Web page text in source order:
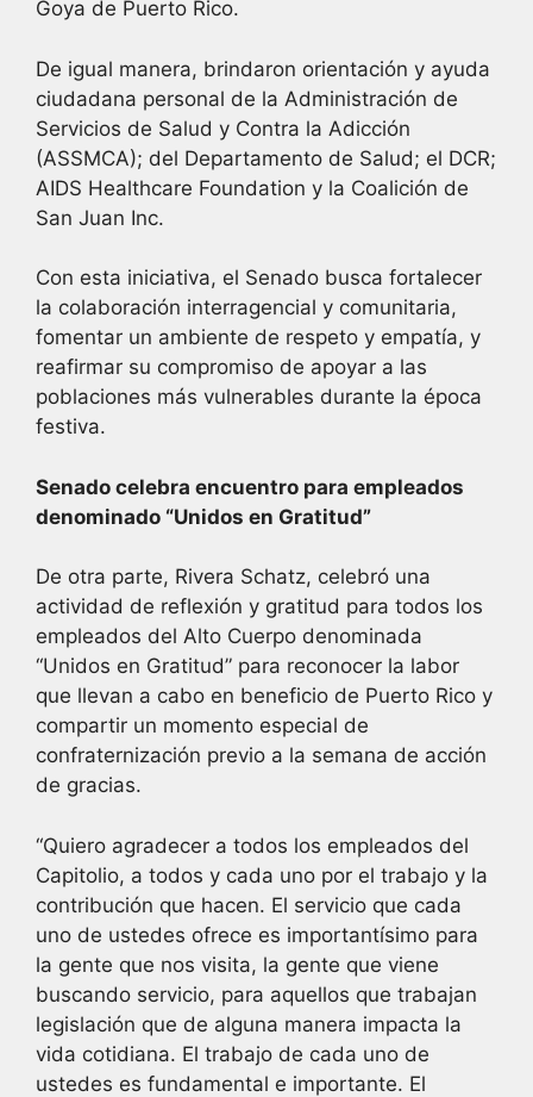
Goya de Puerto Rico.
De igual manera, brindaron orientación y ayuda
ciudadana personal de la Administración de
Servicios de Salud y Contra la Adicción
(ASSMCA); del Departamento de Salud; el DCR;
AIDS Healthcare Foundation y la Coalición de
San Juan Inc.
Con esta iniciativa, el Senado busca fortalecer
la colaboración interragencial y comunitaria,
fomentar un ambiente de respeto y empatía, y
reafirmar su compromiso de apoyar a las
poblaciones más vulnerables durante la época
festiva.
Senado celebra encuentro para empleados
denominado “Unidos en Gratitud”
De otra parte, Rivera Schatz, celebró una
actividad de reflexión y gratitud para todos los
empleados del Alto Cuerpo denominada
“Unidos en Gratitud” para reconocer la labor
que llevan a cabo en beneficio de Puerto Rico y
compartir un momento especial de
confraternización previo a la semana de acción
de gracias.
“Quiero agradecer a todos los empleados del
Capitolio, a todos y cada uno por el trabajo y la
contribución que hacen. El servicio que cada
uno de ustedes ofrece es importantísimo para
la gente que nos visita, la gente que viene
buscando servicio, para aquellos que trabajan
legislación que de alguna manera impacta la
vida cotidiana. El trabajo de cada uno de
ustedes es fundamental e importante. El